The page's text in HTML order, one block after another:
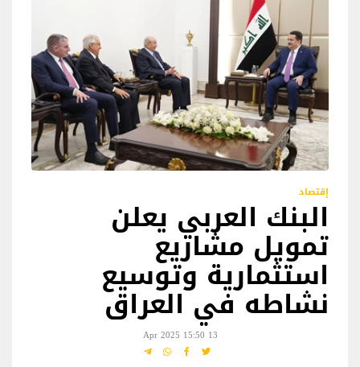
إقتصاد
البنك العربي يعلن
تمويل مشاريع
استثمارية وتوسيع
نشاطه في العراق
13 Apr 2025 15:50